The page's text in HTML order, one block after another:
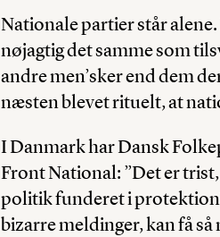
Nationale partier står alene.
nøjagtig det samme som
andre men’sker end dem
næsten blevet rituelt, at
I Danmark har Dansk
Front National: ”Det er
politik funderet i
bizarre meldinger, kan få